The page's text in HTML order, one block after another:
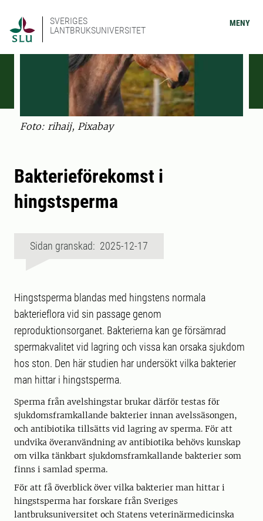
SVERIGES
LANTBRUKSUNIVERSITET
MENY
Foto: rihaij, Pixabay
Bakterieförekomst i
hingstsperma
Sidan granskad: 2025-12-17
Hingstsperma blandas med hingstens normala
bakterieflora vid sin passage genom
reproduktionsorganet. Bakterierna kan ge försämrad
spermakvalitet vid lagring och vissa kan orsaka sjukdom
hos ston. Den här studien har undersökt vilka bakterier
man hittar i hingstsperma.
Sperma från avelshingstar brukar därför testas för
sjukdomsframkallande bakterier innan avelssäsongen,
och antibiotika tillsätts vid lagring av sperma. För att
undvika överanvändning av antibiotika behövs kunskap
om vilka tänkbart sjukdomsframkallande bakterier som
finns i samlad sperma.
För att få överblick över vilka bakterier man hittar i
hingstsperma har forskare från Sveriges
lantbruksuniversitet och Statens veterinärmedicinska